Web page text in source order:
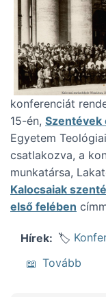
konferenciát
15-én, Szentévek
Egyetem
csatlakozva, a
munkatársa,
Kalocsaiak
első felében
Hírek
Tovább